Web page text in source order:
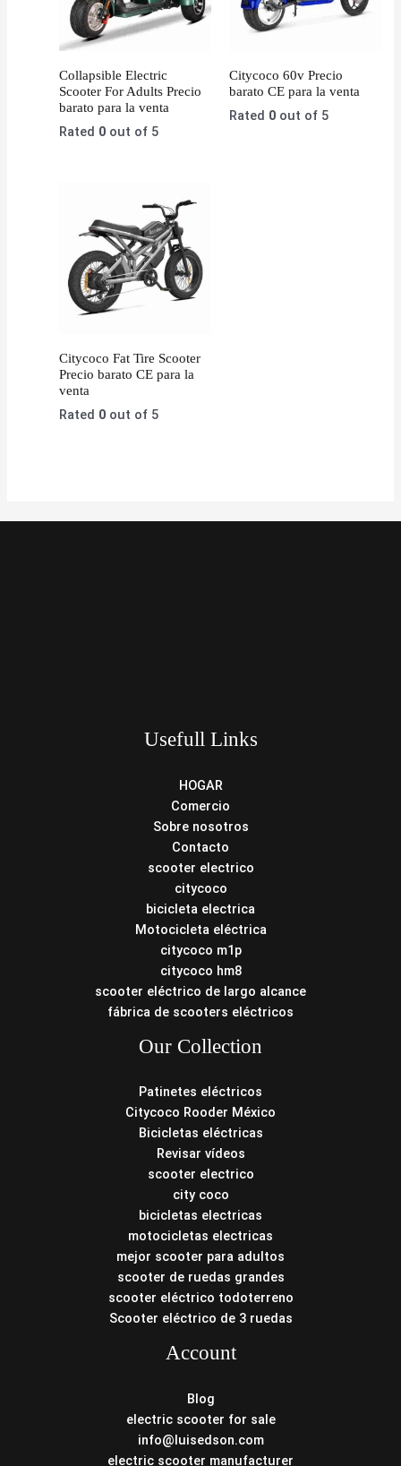
Collapsible Electric
Scooter For Adults Precio
barato para la venta
Rated 0 out of 5
Citycoco 60v Precio
barato CE para la venta
Rated 0out of 5
Citycoco Fat Tire Scooter
Precio barato CE para la
venta
Rated 0 out of 5
Usefull Links
HOGAR
Comercio
Sobre nosotros
Contacto
scooter electrico
citycoco
bicicleta electrica
Motocicleta eléctrica
citycoco m1p
citycoco hm8
scooter eléctrico de largo alcance
fábrica de scooters eléctricos
Our Collection
Patinetes eléctricos
Citycoco Rooder México
Bicicletas eléctricas
Revisar vídeos
scooter electrico
city coco
bicicletas electricas
motocicletas electricas
mejor scooter para adultos
scooter de ruedas grandes
scooter eléctrico todoterreno
Scooter eléctrico de 3 ruedas
Account
Blog
electric scooter for sale
info@luisedson.com
electric scooter manufacturer